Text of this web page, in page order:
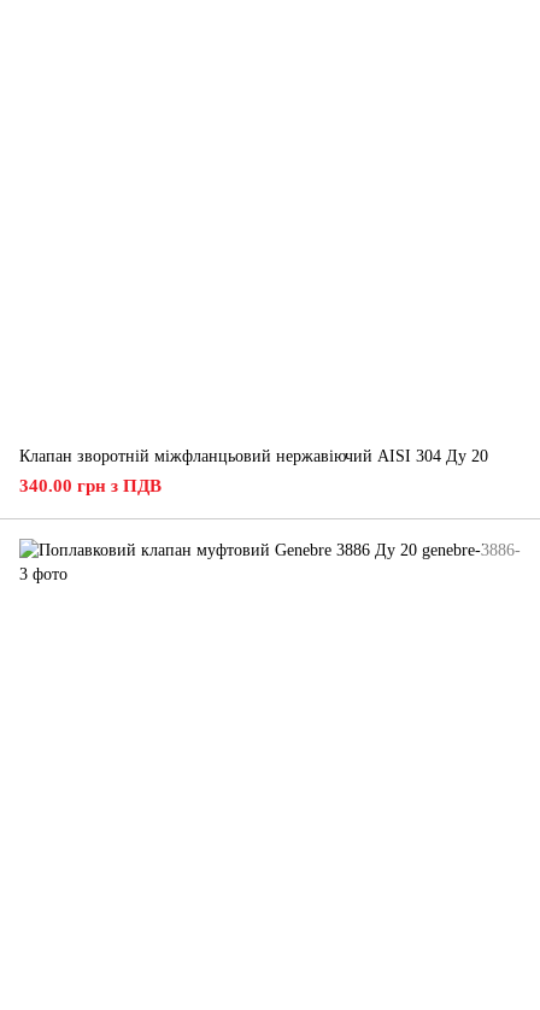
Клапан зворотній міжфланцьовий нержавіючий AISI 304 Ду 20
340.00 грн з ПДВ